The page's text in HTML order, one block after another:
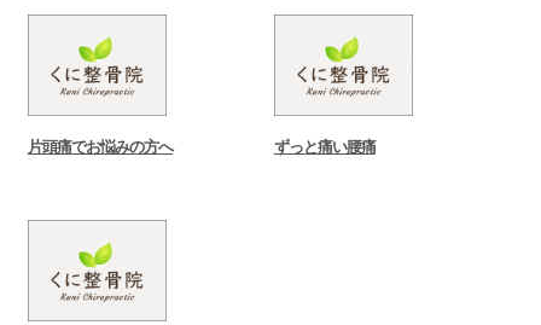
片頭痛でお悩みの方へ ずっと痛い腰痛